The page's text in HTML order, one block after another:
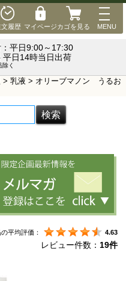
文履歴 マイページカゴを見る
MENU
MENU
平日9:00～17:30
日14時当日出荷
く
> 乳液 > オリーブマノン うるお
平均評価： 4.63
レビュー件数： 19件